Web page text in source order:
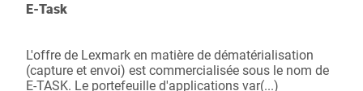
E-Task
L'offre de Lexmark en matière de dématérialisation
(capture et envoi) est commercialisée sous le nom de
E-TASK. Le portefeuille d'applications var(...)